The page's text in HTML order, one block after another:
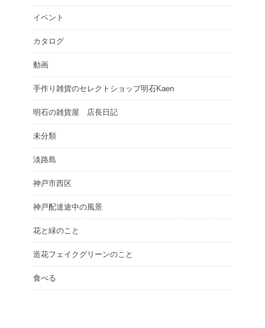
イベント
カタログ
動画
手作り雑貨のセレクトショップ明石Kaen
明石の雑貨屋 店長日記
未分類
淡路島
神戸市西区
神戸配達途中の風景
花と緑のこと
造花フェイクグリーンのこと
食べる